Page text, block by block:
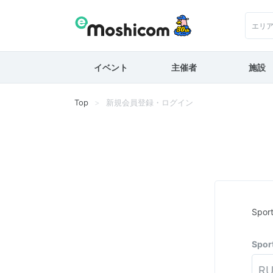
エリ
イベント 主催者 施設
Top 新規会員登録・ログイン